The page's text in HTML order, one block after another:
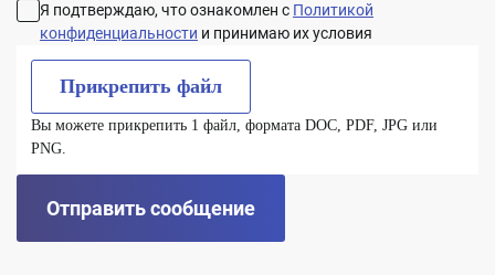
Я подтверждаю, что ознакомлен с Политикой
конфиденциальности и принимаю их условия
Прикрепить файл
Вы можете прикрепить 1 файл, формата DOC, PDF, JPG или
PNG.
Отправить сообщение